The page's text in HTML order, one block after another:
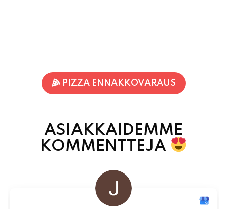
PIZZA ENNAKKOVARAUS
ASIAKKAIDEMME
KOMMENTTEJA